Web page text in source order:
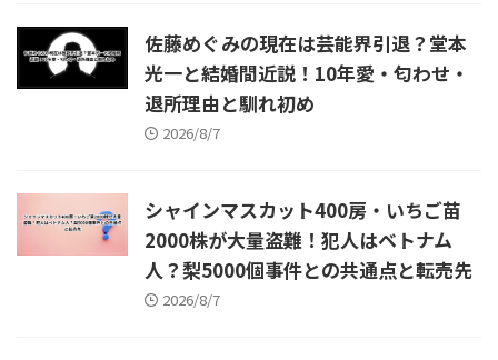
佐藤めぐみの現在は芸能界引退？堂本
光一と結婚間近説！10年愛・匂わせ・
退所理由と馴れ初め
2026/8/7
シャインマスカット400房・いちご苗
2000株が大量盗難！犯人はベトナム
人？梨5000個事件との共通点と転売先
2026/8/7